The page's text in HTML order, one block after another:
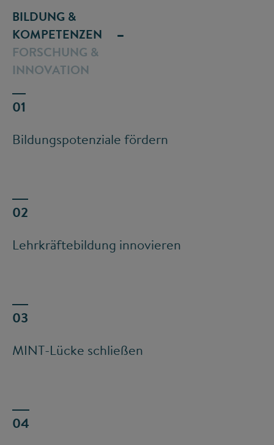
BILDUNG &
KOMPETENZEN
Bildungspotenziale fördern
Lehrkräftebildung innovieren
MINT-Lücke schließen
FORSCHUNG &
INNOVATION